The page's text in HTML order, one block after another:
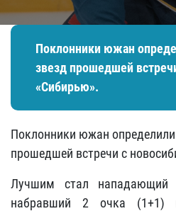
Поклонники южан
звезд прошедшей
«Сибирью».
Поклонники южан
прошедшей встречи с
Лучшим стал нападающий
набравший 2 очка